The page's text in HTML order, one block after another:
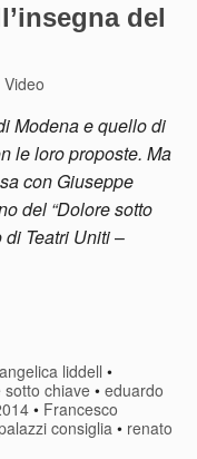
del
Video
Modena e quello di
le loro proposte. Ma
con Giuseppe
del “Dolore sotto
di Teatri Uniti–
angelica liddell •
sotto chiave • eduardo
• Francesco
consiglia • renato